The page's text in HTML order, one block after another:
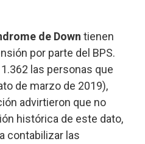
de Down tienen
por parte del BPS.
las personas que
de marzo de 2019),
advirtieron que no
histórica de este dato,
contabilizar las